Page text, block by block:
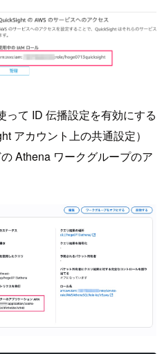
って ID 伝播設定を有効にする
アカウント上の共通設定）
Athena ワークグループのア